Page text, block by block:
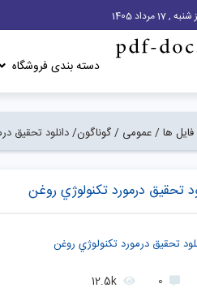
, 17 مرداد 1405
دسته بندی فروشگاه
فایل ها /عمومی /گوناگون/دانلود تحقیق
تحقیق درمورد تكنولوژي روغن
تحقیق درمورد تكنولوژي روغن
0
12.5k